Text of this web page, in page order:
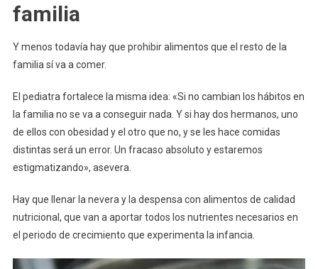
familia
Y menos todavía hay que prohibir alimentos que el resto de la
familia sí va a comer.
El pediatra fortalece la misma idea: «Si no cambian los hábitos en
la familia no se va a conseguir nada. Y si hay dos hermanos, uno
de ellos con obesidad y el otro que no, y se les hace comidas
distintas será un error. Un fracaso absoluto y estaremos
estigmatizando», asevera.
Hay que llenar la nevera y la despensa con alimentos de calidad
nutricional, que van a aportar todos los nutrientes necesarios en
el periodo de crecimiento que experimenta la infancia.